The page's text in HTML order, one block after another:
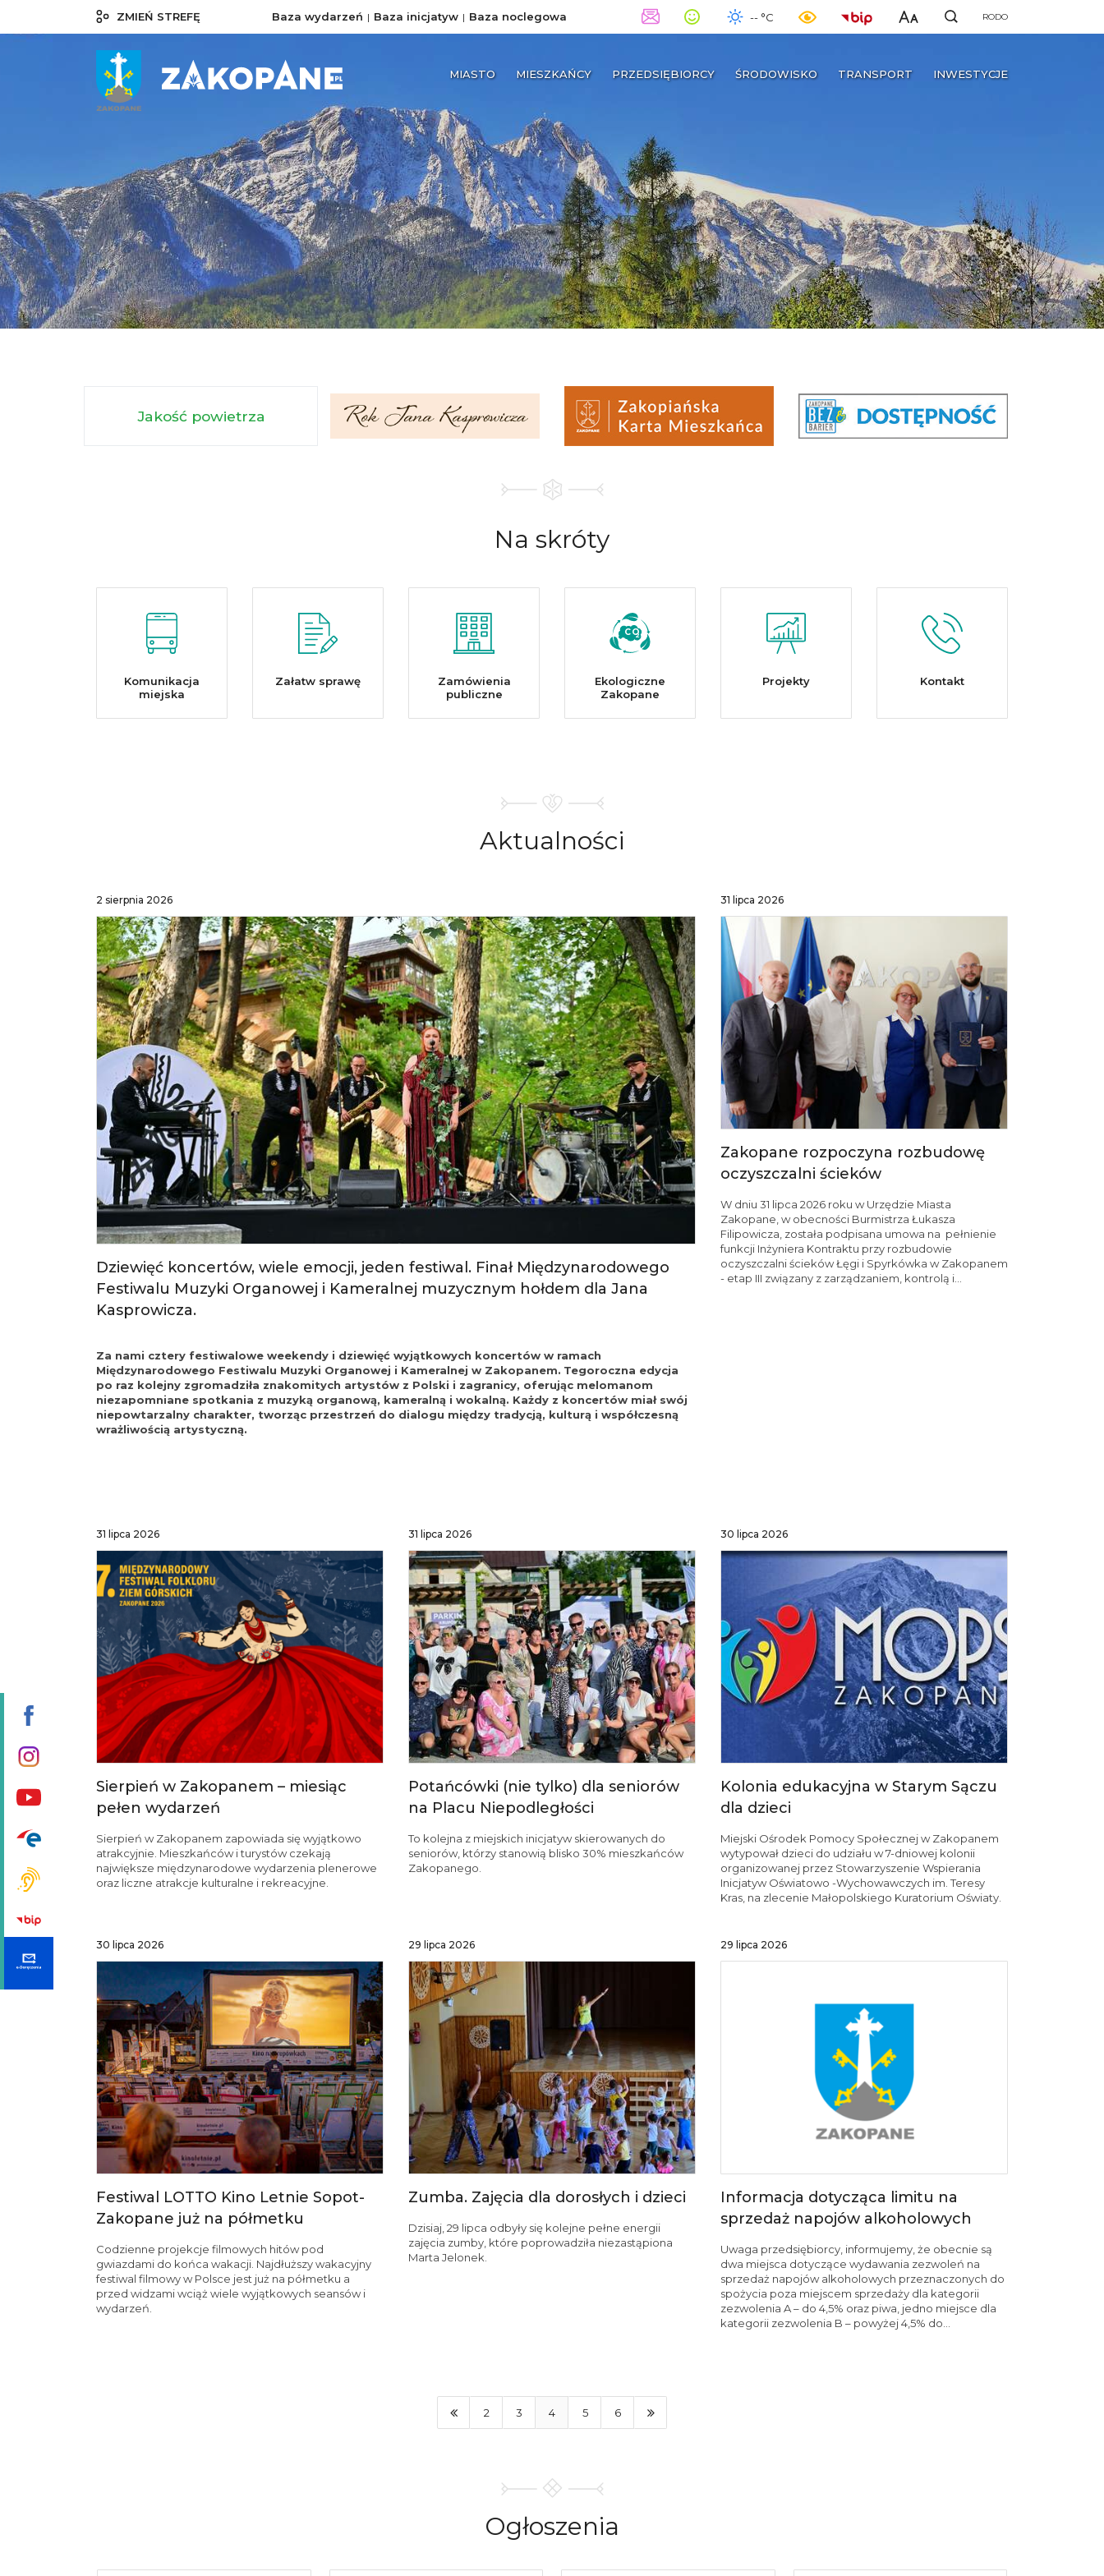
ZMIEŃ STREFĘ Baza wydarzeń Baza inicjatyw Baza noclegowa -- °C RODO
MIASTO MIESZKAŃCY PRZEDSIĘBIORCY ŚRODOWISKO TRANSPORT INWESTYCJE
Jakość powietrza
Na skróty
Komunikacja
miejska
Załatw sprawę
Zamówienia
publiczne
CO
2
Ekologiczne
Zakopane
Projekty Kontakt
Aktualności
2 sierpnia 2026
Dziewięć koncertów, wiele emocji, jeden festiwal. Finał Międzynarodowego
Festiwalu Muzyki Organowej i Kameralnej muzycznym hołdem dla Jana
Kasprowicza.
Za nami cztery festiwalowe weekendy i dziewięć wyjątkowych koncertów w ramach
Międzynarodowego Festiwalu Muzyki Organowej i Kameralnej w Zakopanem. Tegoroczna edycja
po raz kolejny zgromadziła znakomitych artystów z Polski i zagranicy, oferując melomanom
niezapomniane spotkania z muzyką organową, kameralną i wokalną. Każdy z koncertów miał swój
niepowtarzalny charakter, tworząc przestrzeń do dialogu między tradycją, kulturą i współczesną
wrażliwością artystyczną.
31 lipca 2026
Zakopane rozpoczyna rozbudowę
oczyszczalni ścieków
W dniu 31 lipca 2026 roku w Urzędzie Miasta
Zakopane, w obecności Burmistrza Łukasza
Filipowicza, została podpisana umowa na pełnienie
funkcji Inżyniera Kontraktu przy rozbudowie
oczyszczalni ścieków Łęgi i Spyrkówka w Zakopanem
- etap III związany z zarządzaniem, kontrolą i...
31 lipca 2026
Sierpień w Zakopanem – miesiąc
pełen wydarzeń
Sierpień w Zakopanem zapowiada się wyjątkowo
atrakcyjnie. Mieszkańców i turystów czekają
największe międzynarodowe wydarzenia plenerowe
oraz liczne atrakcje kulturalne i rekreacyjne.
31 lipca 2026
Potańcówki (nie tylko) dla seniorów
na Placu Niepodległości
To kolejna z miejskich inicjatyw skierowanych do
seniorów, którzy stanowią blisko 30% mieszkańców
Zakopanego.
30 lipca 2026
Kolonia edukacyjna w Starym Sączu
dla dzieci
Miejski Ośrodek Pomocy Społecznej w Zakopanem
wytypował dzieci do udziału w 7-dniowej kolonii
organizowanej przez Stowarzyszenie Wspierania
Inicjatyw Oświatowo -Wychowawczych im. Teresy
Kras, na zlecenie Małopolskiego Kuratorium Oświaty.
30 lipca 2026
Festiwal LOTTO Kino Letnie Sopot-
Zakopane już na półmetku
Codzienne projekcje filmowych hitów pod
gwiazdami do końca wakacji. Najdłuższy wakacyjny
festiwal filmowy w Polsce jest już na półmetku a
przed widzami wciąż wiele wyjątkowych seansów i
wydarzeń.
29 lipca 2026
Zumba. Zajęcia dla dorosłych i dzieci
Dzisiaj, 29 lipca odbyły się kolejne pełne energii
zajęcia zumby, które poprowadziła niezastąpiona
Marta Jelonek.
29 lipca 2026
Informacja dotycząca limitu na
sprzedaż napojów alkoholowych
Uwaga przedsiębiorcy, informujemy, że obecnie są
dwa miejsca dotyczące wydawania zezwoleń na
sprzedaż napojów alkoholowych przeznaczonych do
spożycia poza miejscem sprzedaży dla kategorii
zezwolenia A – do 4,5% oraz piwa, jedno miejsce dla
kategorii zezwolenia B – powyżej 4,5% do...
2 3 4 5 6
Ogłoszenia